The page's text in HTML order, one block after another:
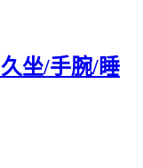
坐/手腕/睡